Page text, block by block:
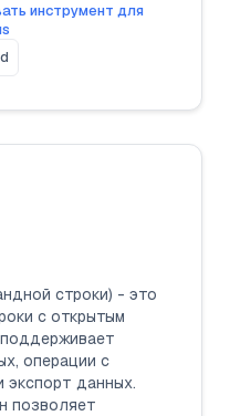
инструмент для
строки) - это
с открытым
операции с
экспорт данных.
позволяет